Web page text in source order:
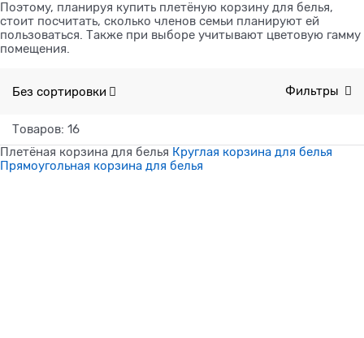
Поэтому, планируя купить плетёную корзину для белья,
стоит посчитать, сколько членов семьи планируют ей
пользоваться. Также при выборе учитывают цветовую гамму
помещения.
Без сортировки Фильтры
Товаров: 16
Плетёная корзина для белья Круглая корзина для белья
Прямоугольная корзина для белья